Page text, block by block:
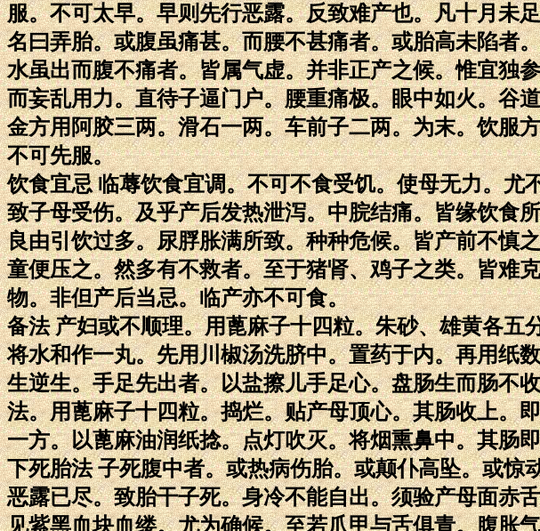
服。不可太早。早则先行恶露。反致难产也。凡十月未
名曰弄胎。或腹虽痛甚。而腰不甚痛者。或胎高未陷者
水虽出而腹不痛者。皆属气虚。并非正产之候。惟宜独
而妄乱用力。直待子逼门户。腰重痛极。眼中如火。谷
金方用阿胶三两。滑石一两。车前子二两。为末。饮服
不可先服。
饮食宜忌 临蓐饮食宜调。不可不食受饥。使母无力。尤
致子母受伤。及乎产后发热泄泻。中脘结痛。皆缘饮食
良由引饮过多。尿脬胀满所致。种种危候。皆产前不慎
童便压之。然多有不救者。至于猪肾、鸡子之类。皆难
物。非但产后当忌。临产亦不可食。
备法 产妇或不顺理。用蓖麻子十四粒。朱砂、雄黄各五
将水和作一丸。先用川椒汤洗脐中。置药于内。再用纸
生逆生。手足先出者。以盐擦儿手足心。盘肠生而肠不
法。用蓖麻子十四粒。捣烂。贴产母顶心。其肠收上。
一方。以蓖麻油润纸捻。点灯吹灭。将烟熏鼻中。其肠
下死胎法 子死腹中者。或热病伤胎。或颠仆高坠。或惊
恶露已尽。致胎干子死。身冷不能自出。须验产母面赤
见紫黑血块血缕。尤为确候。至若爪甲与舌俱青。腹胀